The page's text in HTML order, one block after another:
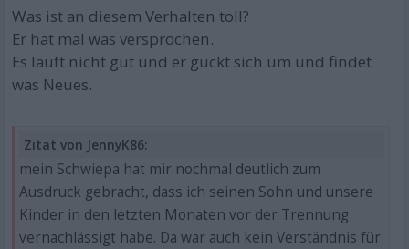
Was ist an diesem Verhalten toll?
Er hat mal was versprochen.
Es läuft nicht gut und er guckt sich um und findet
was Neues.
Zitat von JennyK86:
mein Schwiepa hat mir nochmal deutlich zum
Ausdruck gebracht, dass ich seinen Sohn und unsere
Kinder in den letzten Monaten vor der Trennung
vernachlässigt habe. Da war auch kein Verständnis für